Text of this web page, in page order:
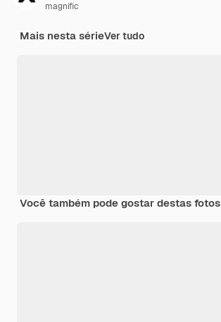
magnific
Mais nesta sérieVer tudo
Você também pode gostar destas fotos